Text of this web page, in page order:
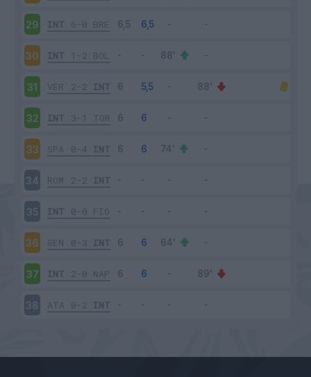
29 INT 6-0 BRE
30 INT 1-2 BOL
31 VER 2-2 INT
32 INT 3-1 TOR
33 SPA 0-4 INT
34 ROM 2-2 INT
35 INT 0-0 FIO
36 GEN 0-3 INT
37 INT 2-0 NAP
38 ATA 0-2 INT